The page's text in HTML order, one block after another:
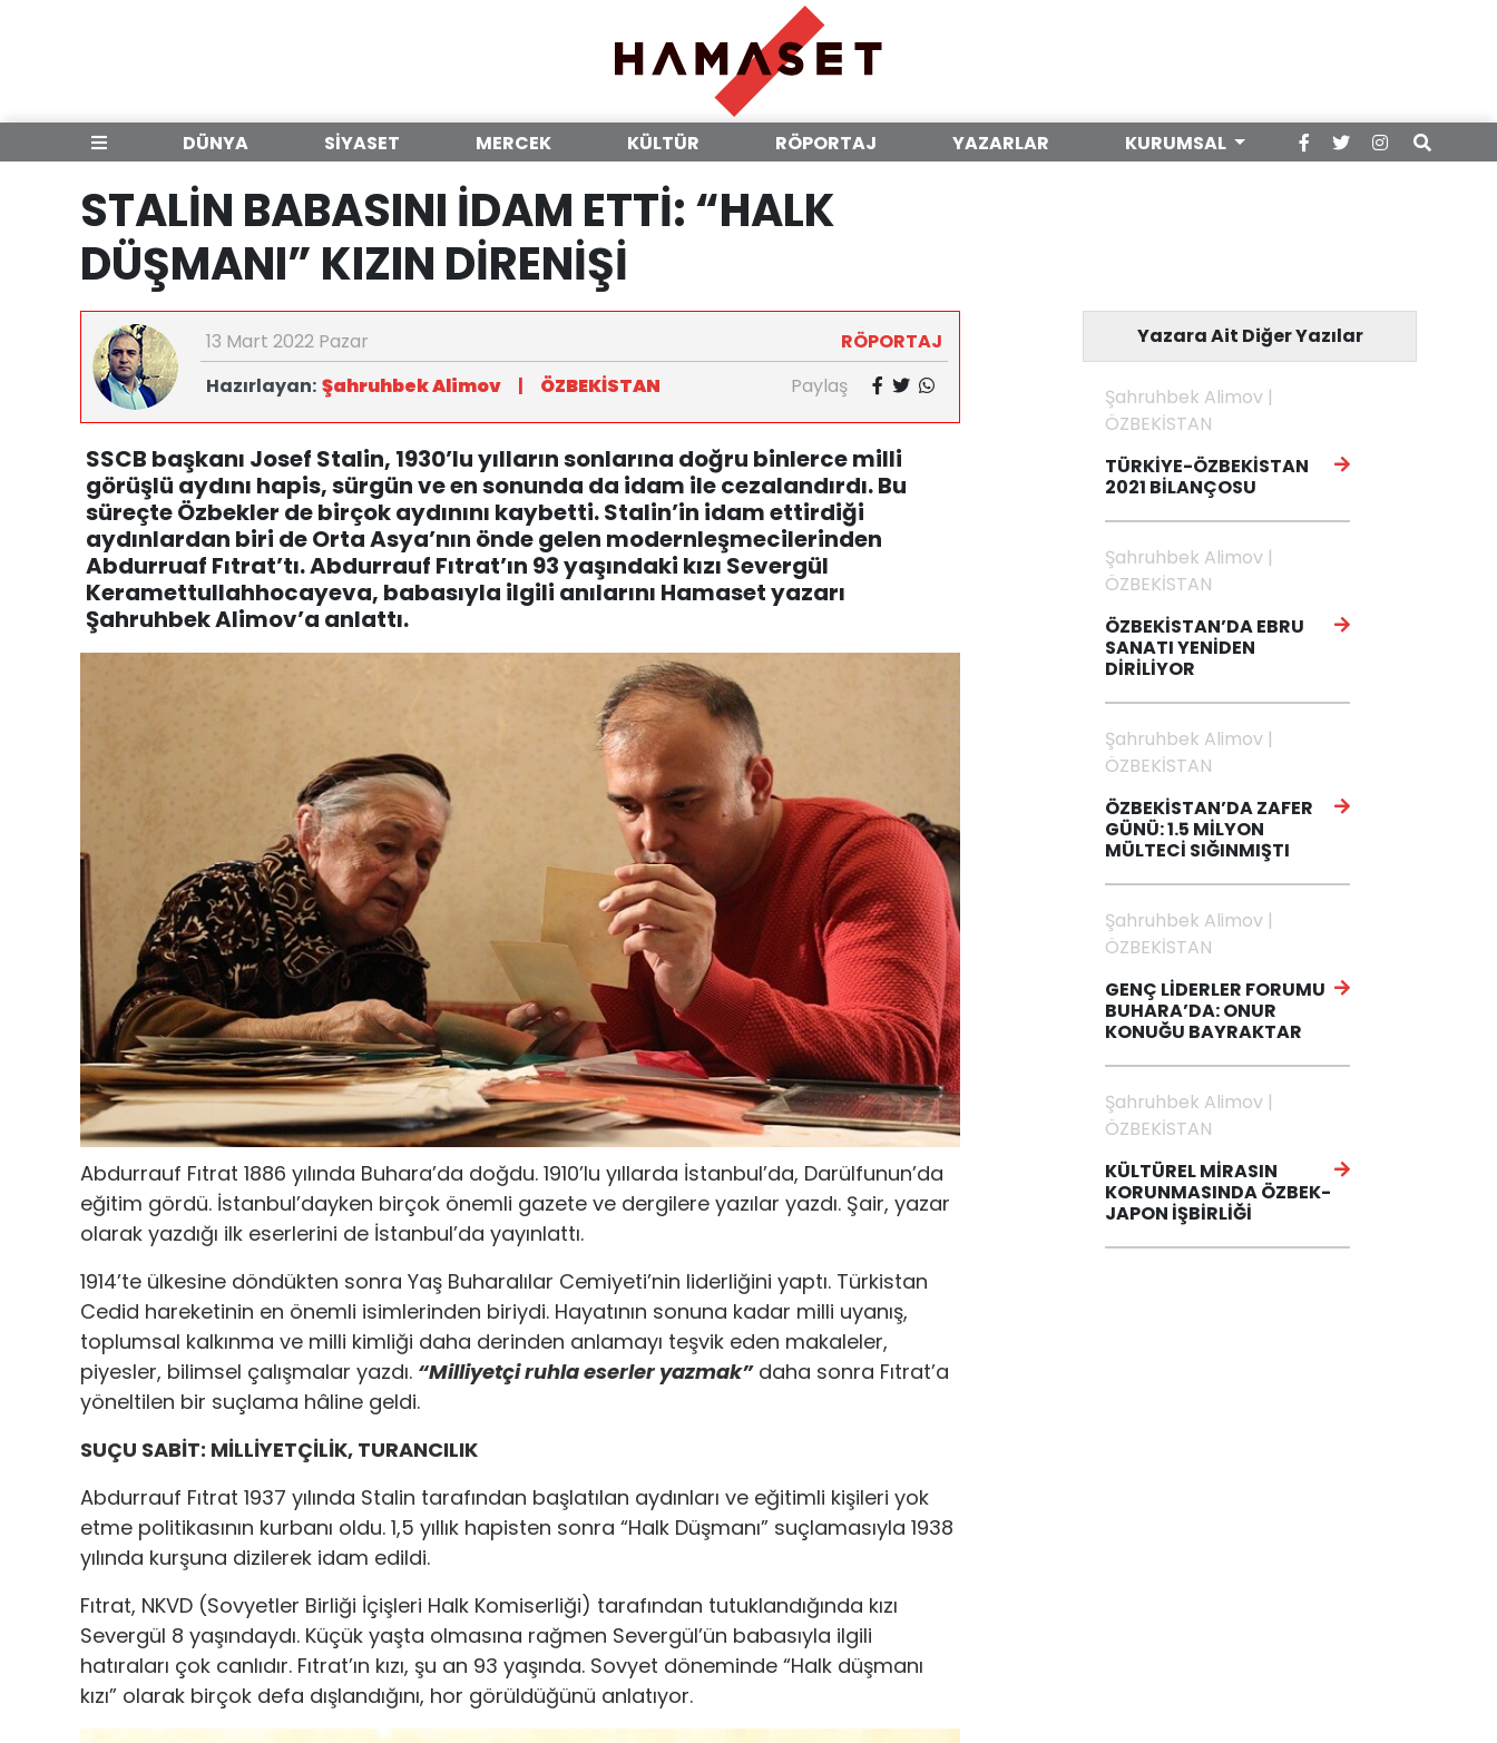
DÜNYA SİYASET MERCEK KÜLTÜR RÖPORTAJ YAZARLAR KURUMSAL
STALİN BABASINI İDAM ETTİ: “HALK
DÜŞMANI” KIZIN DİRENİŞİ
13 Mart 2022 Pazar
RÖPORTAJ
Hazırlayan: Şahruhbek Alimov | ÖZBEKİSTAN Paylaş
SSCB başkanı Josef Stalin, 1930’lu yılların sonlarına doğru binlerce milli
görüşlü aydını hapis, sürgün ve en sonunda da idam ile cezalandırdı. Bu
süreçte Özbekler de birçok aydınını kaybetti. Stalin’in idam ettirdiği
aydınlardan biri de Orta Asya’nın önde gelen modernleşmecilerinden
Abdurruaf Fıtrat’tı. Abdurrauf Fıtrat’ın 93 yaşındaki kızı Severgül
Keramettullahhocayeva, babasıyla ilgili anılarını Hamaset yazarı
Şahruhbek Alimov’a anlattı.
Abdurrauf Fıtrat 1886 yılında Buhara’da doğdu. 1910’lu yıllarda İstanbul’da, Darülfunun’da
eğitim gördü. İstanbul’dayken birçok önemli gazete ve dergilere yazılar yazdı. Şair, yazar
olarak yazdığı ilk eserlerini de İstanbul’da yayınlattı.
1914’te ülkesine döndükten sonra Yaş Buharalılar Cemiyeti’nin liderliğini yaptı. Türkistan
Cedid hareketinin en önemli isimlerinden biriydi. Hayatının sonuna kadar milli uyanış,
toplumsal kalkınma ve milli kimliği daha derinden anlamayı teşvik eden makaleler,
piyesler, bilimsel çalışmalar yazdı. “Milliyetçi ruhla eserler yazmak”daha sonra Fıtrat’a
yöneltilen bir suçlama hâline geldi.
SUÇU SABİT: MİLLİYETÇİLİK, TURANCILIK
Abdurrauf Fıtrat 1937 yılında Stalin tarafından başlatılan aydınları ve eğitimli kişileri yok
etme politikasının kurbanı oldu. 1,5 yıllık hapisten sonra “Halk Düşmanı” suçlamasıyla 1938
yılında kurşuna dizilerek idam edildi.
Fıtrat, NKVD (Sovyetler Birliği İçişleri Halk Komiserliği) tarafından tutuklandığında kızı
Severgül 8 yaşındaydı. Küçük yaşta olmasına rağmen Severgül’ün babasıyla ilgili
hatıraları çok canlıdır. Fıtrat’ın kızı, şu an 93 yaşında. Sovyet döneminde “Halk düşmanı
kızı” olarak birçok defa dışlandığını, hor görüldüğünü anlatıyor.
Yazara Ait Diğer Yazılar
Şahruhbek Alimov |
ÖZBEKİSTAN
TÜRKİYE-ÖZBEKİSTAN
2021 BİLANÇOSU
Şahruhbek Alimov |
ÖZBEKİSTAN
ÖZBEKİSTAN’DA EBRU
SANATI YENİDEN
DİRİLİYOR
Şahruhbek Alimov |
ÖZBEKİSTAN
ÖZBEKİSTAN’DA ZAFER
GÜNÜ: 1.5 MİLYON
MÜLTECİ SIĞINMIŞTI
Şahruhbek Alimov |
ÖZBEKİSTAN
GENÇ LİDERLER FORUMU
BUHARA’DA: ONUR
KONUĞU BAYRAKTAR
Şahruhbek Alimov |
ÖZBEKİSTAN
KÜLTÜREL MİRASIN
KORUNMASINDA ÖZBEK-
JAPON İŞBİRLİĞİ